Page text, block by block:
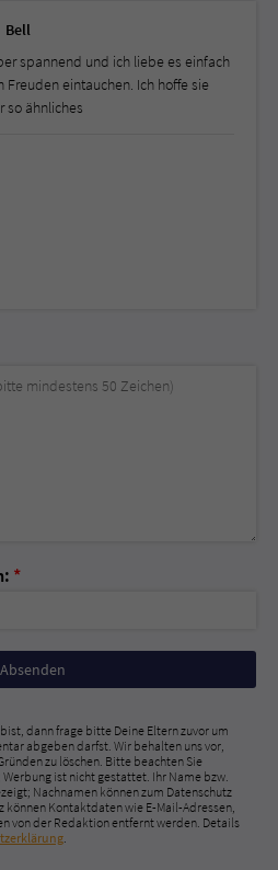
Bell
spannend und ich liebe es einfach
Freuden eintauchen. Ich hoffe sie
so ähnliches
*
dann frage bitte Deine Eltern zuvor um
abgeben darfst. Wir behalten uns vor,
zu löschen. Bitte beachten Sie
ist nicht gestattet. Ihr Name bzw.
Nachnamen können zum Datenschutz
können Kontaktdaten wie E-Mail-Adressen,
von der Redaktion entfernt werden. Details